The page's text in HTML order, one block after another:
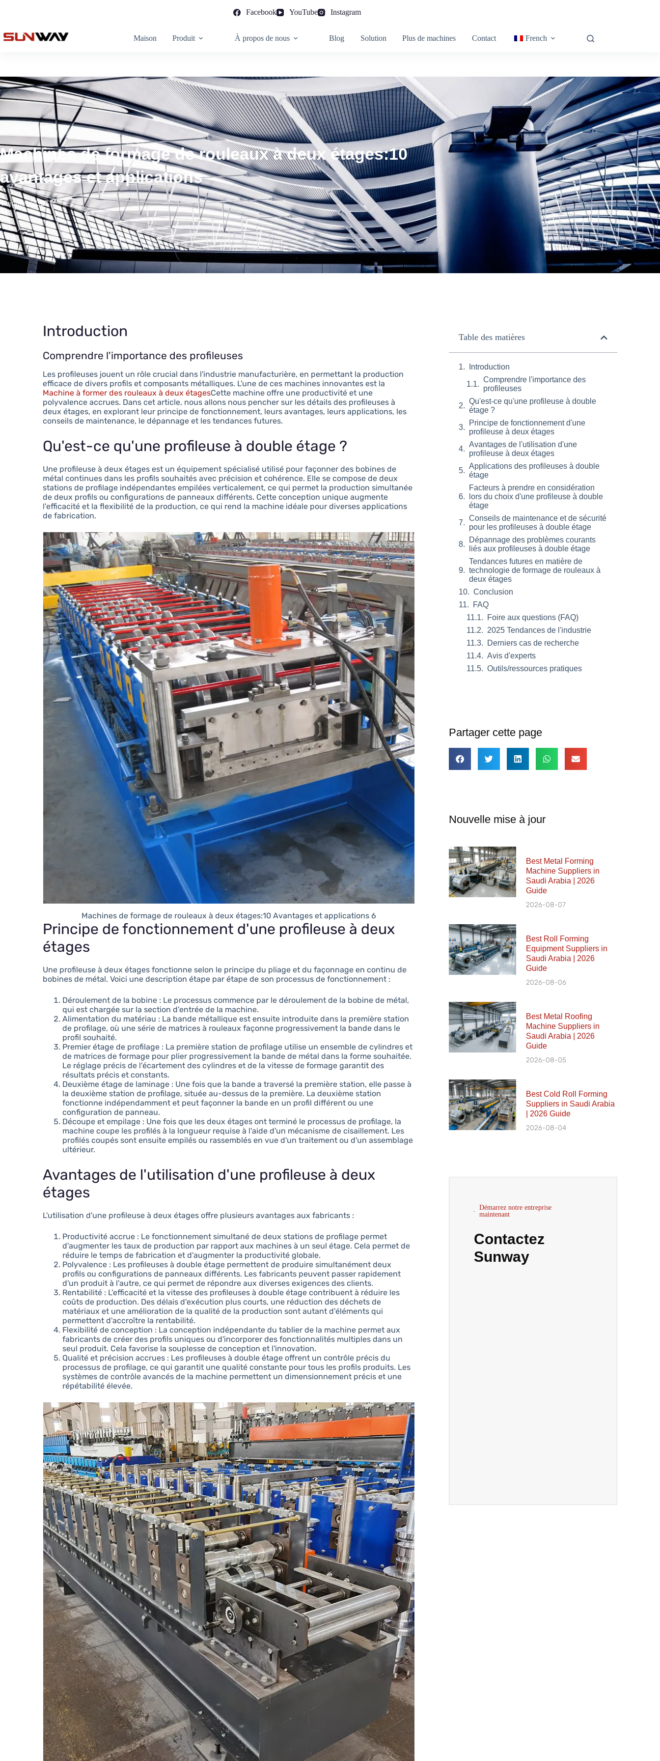
Facebook YouTube Instagram
Maison Produit À propos de nous Blog Solution Plus de machines Contact French
Machines de formage de rouleaux à deux étages:10
avantages et applications
19 juillet 2023
Introduction
Comprendre l'importance des profileuses
Les profileuses jouent un rôle crucial dans l'industrie manufacturière, en permettant la production
efficace de divers profils et composants métalliques. L'une de ces machines innovantes est la
Machine à former des rouleaux à deux étagesCette machine offre une productivité et une
polyvalence accrues. Dans cet article, nous allons nous pencher sur les détails des profileuses à
deux étages, en explorant leur principe de fonctionnement, leurs avantages, leurs applications, les
conseils de maintenance, le dépannage et les tendances futures.
Qu'est-ce qu'une profileuse à double étage ?
Une profileuse à deux étages est un équipement spécialisé utilisé pour façonner des bobines de
métal continues dans les profils souhaités avec précision et cohérence. Elle se compose de deux
stations de profilage indépendantes empilées verticalement, ce qui permet la production simultanée
de deux profils ou configurations de panneaux différents. Cette conception unique augmente
l'efficacité et la flexibilité de la production, ce qui rend la machine idéale pour diverses applications
de fabrication.
Machines de formage de rouleaux à deux étages:10 Avantages et applications 6
Principe de fonctionnement d'une profileuse à deux
étages
Une profileuse à deux étages fonctionne selon le principe du pliage et du façonnage en continu de
bobines de métal. Voici une description étape par étape de son processus de fonctionnement :
Déroulement de la bobine : Le processus commence par le déroulement de la bobine de métal,
qui est chargée sur la section d'entrée de la machine.
Alimentation du matériau : La bande métallique est ensuite introduite dans la première station
de profilage, où une série de matrices à rouleaux façonne progressivement la bande dans le
profil souhaité.
Premier étage de profilage : La première station de profilage utilise un ensemble de cylindres et
de matrices de formage pour plier progressivement la bande de métal dans la forme souhaitée.
Le réglage précis de l'écartement des cylindres et de la vitesse de formage garantit des
résultats précis et constants.
Deuxième étage de laminage : Une fois que la bande a traversé la première station, elle passe à
la deuxième station de profilage, située au-dessus de la première. La deuxième station
fonctionne indépendamment et peut façonner la bande en un profil différent ou une
configuration de panneau.
Découpe et empilage : Une fois que les deux étages ont terminé le processus de profilage, la
machine coupe les profilés à la longueur requise à l'aide d'un mécanisme de cisaillement. Les
profilés coupés sont ensuite empilés ou rassemblés en vue d'un traitement ou d'un assemblage
ultérieur.
Avantages de l'utilisation d'une profileuse à deux
étages
L'utilisation d'une profileuse à deux étages offre plusieurs avantages aux fabricants :
Productivité accrue : Le fonctionnement simultané de deux stations de profilage permet
d'augmenter les taux de production par rapport aux machines à un seul étage. Cela permet de
réduire le temps de fabrication et d'augmenter la productivité globale.
Polyvalence : Les profileuses à double étage permettent de produire simultanément deux
profils ou configurations de panneaux différents. Les fabricants peuvent passer rapidement
d'un produit à l'autre, ce qui permet de répondre aux diverses exigences des clients.
Rentabilité : L'efficacité et la vitesse des profileuses à double étage contribuent à réduire les
coûts de production. Des délais d'exécution plus courts, une réduction des déchets de
matériaux et une amélioration de la qualité de la production sont autant d'éléments qui
permettent d'accroître la rentabilité.
Flexibilité de conception : La conception indépendante du tablier de la machine permet aux
fabricants de créer des profils uniques ou d'incorporer des fonctionnalités multiples dans un
seul produit. Cela favorise la souplesse de conception et l'innovation.
Qualité et précision accrues : Les profileuses à double étage offrent un contrôle précis du
processus de profilage, ce qui garantit une qualité constante pour tous les profils produits. Les
systèmes de contrôle avancés de la machine permettent un dimensionnement précis et une
répétabilité élevée.
Table des matières
Introduction
Comprendre l'importance des
profileuses
Qu'est-ce qu'une profileuse à double
étage ?
Principe de fonctionnement d'une
profileuse à deux étages
Avantages de l'utilisation d'une
profileuse à deux étages
Applications des profileuses à double
étage
Facteurs à prendre en considération
lors du choix d'une profileuse à double
étage
Conseils de maintenance et de sécurité
pour les profileuses à double étage
Dépannage des problèmes courants
liés aux profileuses à double étage
Tendances futures en matière de
technologie de formage de rouleaux à
deux étages
Conclusion
FAQ
Foire aux questions (FAQ)
2025 Tendances de l'industrie
Derniers cas de recherche
Avis d'experts
Outils/ressources pratiques
Partager cette page
Nouvelle mise à jour
Best Metal Forming
Machine Suppliers in
Saudi Arabia | 2026
Guide
2026-08-07
Best Roll Forming
Equipment Suppliers in
Saudi Arabia | 2026
Guide
2026-08-06
Best Metal Roofing
Machine Suppliers in
Saudi Arabia | 2026
Guide
2026-08-05
Best Cold Roll Forming
Suppliers in Saudi Arabia
| 2026 Guide
2026-08-04
Démarrez notre entreprise
maintenant
Contactez
Sunway